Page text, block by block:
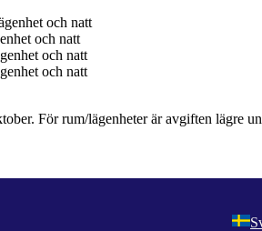
och natt
och natt
och natt
och natt
För rum/lägenheter är avgiften lägre